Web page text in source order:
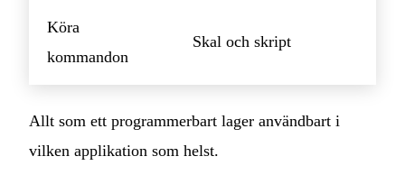
Köra
kommandon
Skal och skript
Allt som ett programmerbart lager användbart i
vilken applikation som helst.